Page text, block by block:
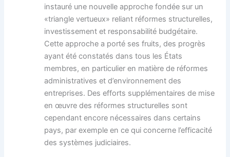
instauré une nouvelle approche fondée sur un
«triangle vertueux» reliant réformes structurelles,
investissement et responsabilité budgétaire.
Cette approche a porté ses fruits, des progrès
ayant été constatés dans tous les États
membres, en particulier en matière de réformes
administratives et d’environnement des
entreprises. Des efforts supplémentaires de mise
en œuvre des réformes structurelles sont
cependant encore nécessaires dans certains
pays, par exemple en ce qui concerne l’efficacité
des systèmes judiciaires.